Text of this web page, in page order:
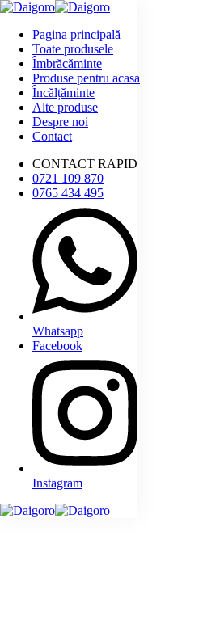
Pagina principală
Toate produsele
Îmbrăcăminte
Produse pentru acasa
Încălțăminte
Alte produse
Despre noi
Contact
CONTACT RAPID
0721 109 870
0765 434 495
Whatsapp
Facebook
Instagram